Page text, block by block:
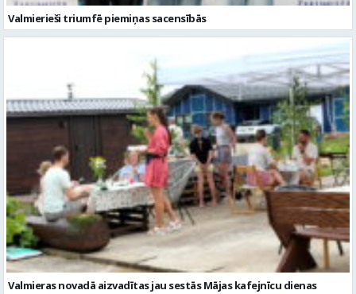
Valmierieši triumfē piemiņas sacensībās
Valmieras novadā aizvadītas jau sestās Mājas kafejnīcu dienas